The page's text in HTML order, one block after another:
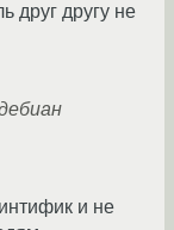
друг другу не
и не